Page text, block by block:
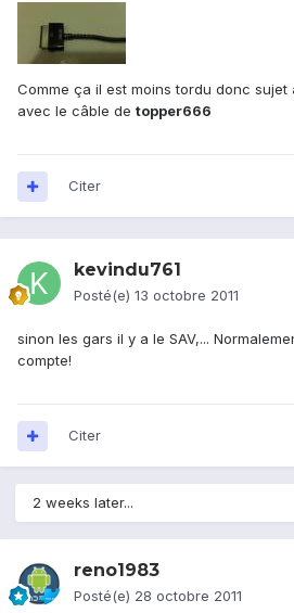
Comme ça il est moins tordu donc sujet
avec le câble de topper666
Citer
kevindu761
Posté(e) 13 octobre 2011
sinon les gars il y a le SAV,...
compte!
Citer
2 weeks later...
reno1983
Posté(e) 28 octobre 2011